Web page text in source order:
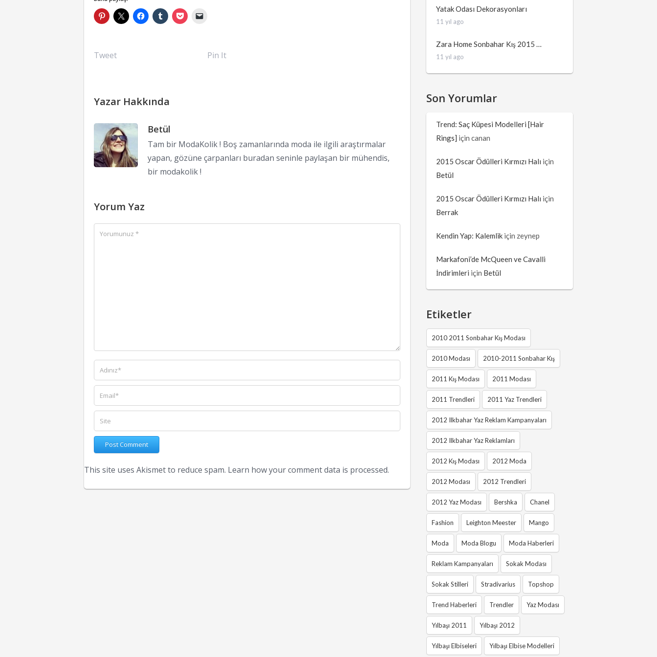
Tweet Pin It
Yazar Hakkında
Betül
Tam bir ModaKolik ! Boş zamanlarında moda ile ilgili araştırmalar
yapan, gözüne çarpanları buradan seninle paylaşan bir mühendis,
bir modakolik !
Yorum Yaz
This site uses Akismet to reduce spam. Learn how your comment data is processed.
Yatak Odası Dekorasyonları
11 yıl ago
Zara Home Sonbahar Kış 2015 …
11 yıl ago
Son Yorumlar
Trend: Saç Küpesi Modelleri [Hair
Rings] için canan
2015 Oscar Ödülleri Kırmızı Halı için
Betül
2015 Oscar Ödülleri Kırmızı Halı için
Berrak
Kendin Yap: Kalemlik için zeynep
Markafoni’de McQueen ve Cavalli
İndirimleri için Betül
Etiketler
2010 2011 Sonbahar Kış Modası
2010 Modası 2010-2011 Sonbahar Kış
2011 Kış Modası 2011 Modası
2011 Trendleri 2011 Yaz Trendleri
2012 Ilkbahar Yaz Reklam Kampanyaları
2012 Ilkbahar Yaz Reklamları
2012 Kış Modası 2012 Moda
2012 Modası 2012 Trendleri
2012 Yaz Modası Bershka Chanel
Fashion Leighton Meester Mango
Moda Moda Blogu Moda Haberleri
Reklam Kampanyaları Sokak Modası
Sokak Stilleri Stradivarius Topshop
Trend Haberleri Trendler Yaz Modası
Yılbaşı 2011 Yılbaşı 2012
Yılbaşı Elbiseleri Yılbaşı Elbise Modelleri